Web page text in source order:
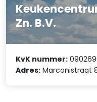
Zn. B.V.
KvK nummer:
Adres: Marconistraat